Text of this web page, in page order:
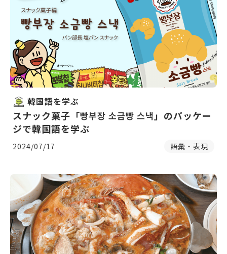
韓国語を学ぶ
スナック菓子「빵부장 소금빵 스낵」のパッケー
ジで韓国語を学ぶ
2024/07/17 語彙・表現